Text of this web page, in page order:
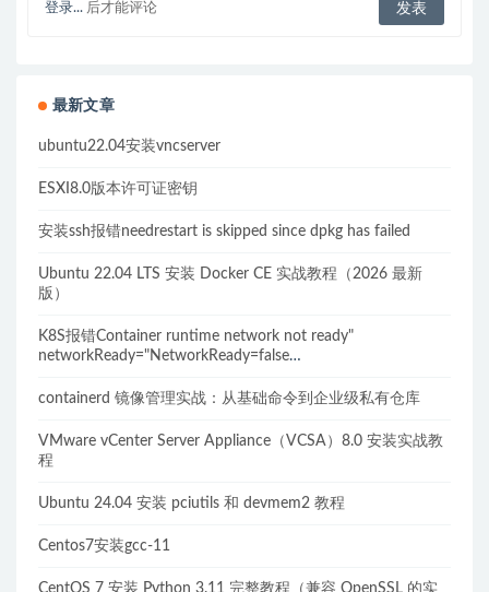
登录... 后才能评论
最新文章
ubuntu22.04安装vncserver
ESXI8.0版本许可证密钥
安装ssh报错needrestart is skipped since dpkg has failed
Ubuntu 22.04 LTS 安装 Docker CE 实战教程（2026 最新
版）
K8S报错Container runtime network not ready"
networkReady="NetworkReady=false
containerd 镜像管理实战：从基础命令到企业级私有仓库
VMware vCenter Server Appliance（VCSA）8.0 安装实战教
程
Ubuntu 24.04 安装 pciutils 和 devmem2 教程
Centos7安装gcc-11
CentOS 7 安装 Python 3.11 完整教程（兼容 OpenSSL 的实